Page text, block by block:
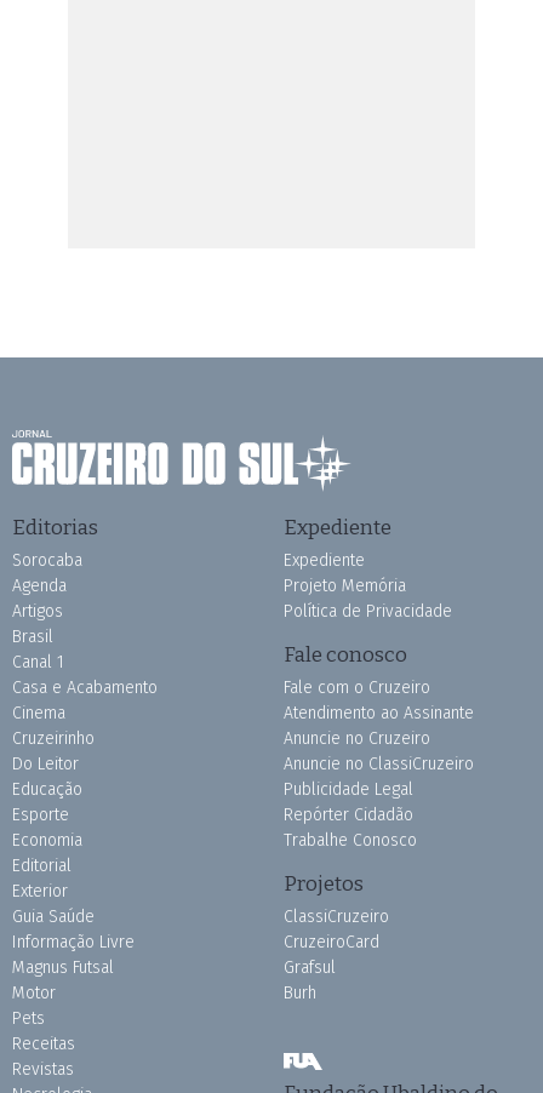
Editorias
Sorocaba
Agenda
Artigos
Brasil
Canal 1
Casa e Acabamento
Cinema
Cruzeirinho
Do Leitor
Educação
Esporte
Economia
Editorial
Exterior
Guia Saúde
Informação Livre
Magnus Futsal
Motor
Pets
Receitas
Revistas
Expediente
Expediente
Projeto Memória
Política de Privacidade
Fale conosco
Fale com o Cruzeiro
Atendimento ao Assinante
Anuncie no Cruzeiro
Anuncie no ClassiCruzeiro
Publicidade Legal
Repórter Cidadão
Trabalhe Conosco
Projetos
ClassiCruzeiro
CruzeiroCard
Grafsul
Burh